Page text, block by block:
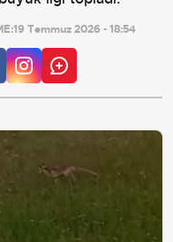
19 Temmuz 2026 - 18:54